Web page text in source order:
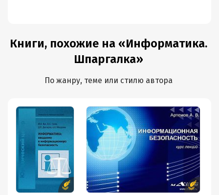
Книги, похожие на «Информатика.
Шпаргалка»
По жанру, теме или стилю автора